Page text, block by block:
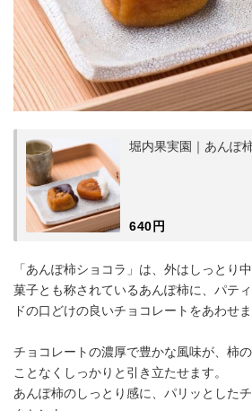
堀内果実園｜あんぽ
640円
「あんぽ柿ショコラ」は、外はしっとり
菓子とも称されているあんぽ柿に、パテ
ドの口どけの良いチョコレートをあわせま
チョコレートの濃厚で豊かな風味が、柿
ことなくしっかりと引き立たせます。
あんぽ柿のしっとり感に、パリッとした